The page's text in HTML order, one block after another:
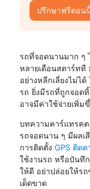
รถที่จอดนานมาก ๆ
หลายเดือนสตาร์ทที
อย่างหลีกเลี่ยงไม่ไ
รถ ยิ่งมีรถที่ถูกจอด
อาจมีค่าใช้จ่ายเพิ่ม
บทความคาร์แทรค
รถจอดนาน ๆ มีผลเ
การติดตั้ง GPS ติด
ใช้งานรถ หรือบันทึ
ให้ดี อย่าปล่อยให้ร
เด็ดขาด